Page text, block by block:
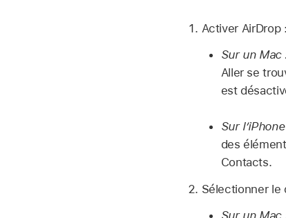
Activer AirDrop :
Sur un Mac
Aller se
est
Sur
des
Contacts.
Sélectionner le